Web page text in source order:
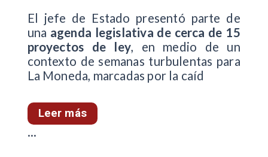
El jefe de Estado presentó parte de
una agenda legislativa de cerca de 15
proyectos de ley, en medio de un
contexto de semanas turbulentas para
La Moneda, marcadas por la caíd
Leer más
...